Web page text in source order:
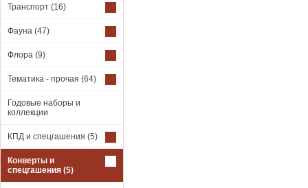
Транспорт (16)
Фауна (47)
Флора (9)
Тематика - прочая (64)
Годовые наборы и
коллекции
КПД и спецгашения (5)
Конверты и
спецгашения (5)